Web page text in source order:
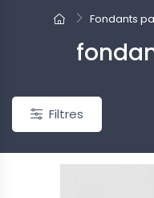
Fondants
Filtres